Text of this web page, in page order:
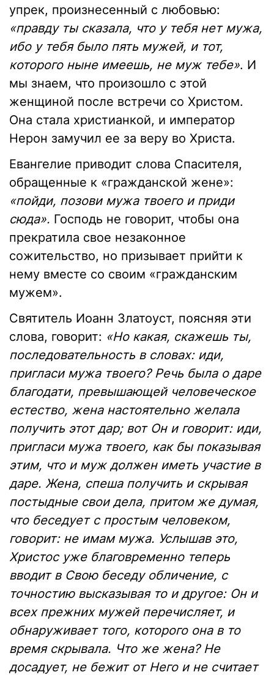
упрек, произнесенный с любовью:
«правду ты сказала, что у тебя нет мужа,
ибо у тебя было пять мужей, и тот,
которого ныне имеешь, не муж тебе». И
мы знаем, что произошло с этой
женщиной после встречи со Христом.
Она стала христианкой, и император
Нерон замучил ее за веру во Христа.
Евангелие приводит слова Спасителя,
обращенные к «гражданской жене»:
«пойди, позови мужа твоего и приди
сюда». Господь не говорит, чтобы она
прекратила свое незаконное
сожительство, но призывает прийти к
нему вместе со своим «гражданским
мужем».
Святитель Иоанн Златоуст, поясняя эти
слова, говорит: «Но какая, скажешь ты,
последовательность в словах: иди,
пригласи мужа твоего? Речь была о даре
благодати, превышающей человеческое
естество, жена настоятельно желала
получить этот дар; вот Он и говорит: иди,
пригласи мужа твоего, как бы показывая
этим, что и муж должен иметь участие в
даре. Жена, спеша получить и скрывая
постыдные свои дела, притом же думая,
что беседует с простым человеком,
говорит: не имам мужа. Услышав это,
Христос уже благовременно теперь
вводит в Свою беседу обличение, с
точностию высказывая то и другое: Он и
всех прежних мужей перечисляет, и
обнаруживает того, которого она в то
время скрывала. Что же жена? Не
досадует, не бежит от Него и не считает